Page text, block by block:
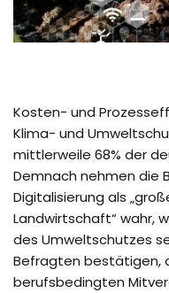
Kosten- und
Klima- und
mittlerweile 68% der
Demnach nehmen die
Digitalisierung als
Landwirtschaft“ wahr,
des Umweltschutzes
Befragten bestätigen,
berufsbedingten